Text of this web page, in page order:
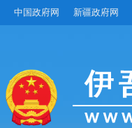
中国政府网 新疆政府网